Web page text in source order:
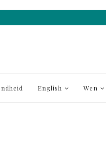
English Wen